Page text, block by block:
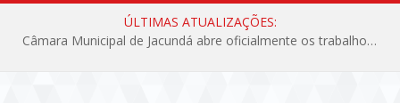
ÚLTIMAS ATUALIZAÇÕES:
Câmara Municipal de Jacundá abre oficialmente os trabalhos legislativos de 2026